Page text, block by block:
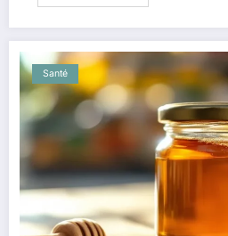
Santé